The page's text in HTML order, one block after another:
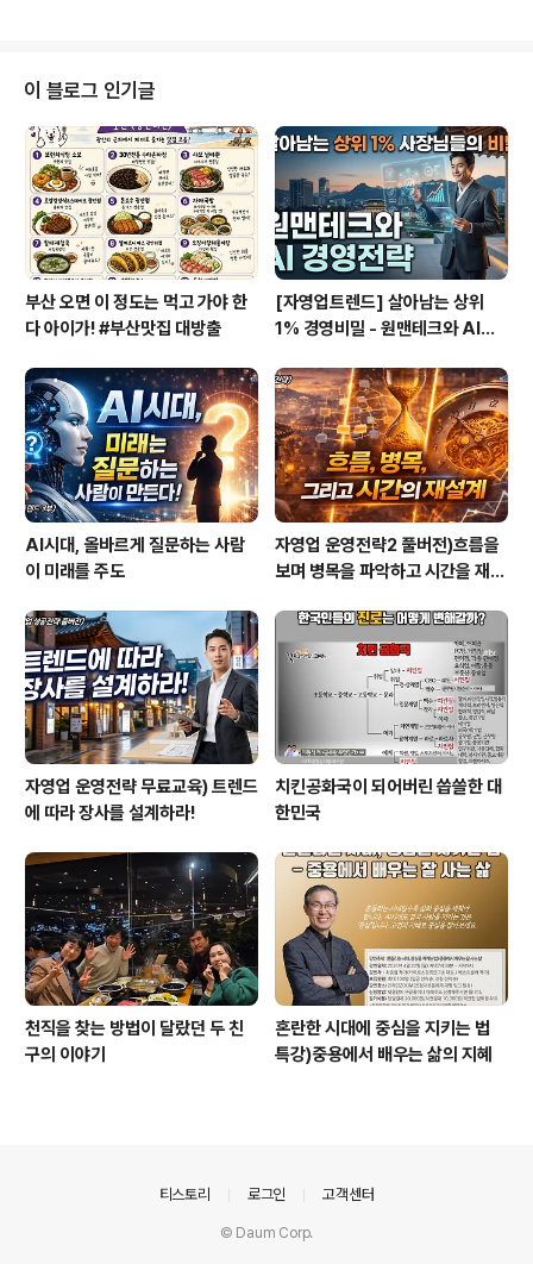
기업 입장에서나 구직을 해야만 하는 구직자 입장에서도
어려움을 겪지 않을까 싶습니다. 저 역시 대기업과 공기업
채용 컨설팅을 시작한 지 벌써 20년이 지났지만, 지금은
그때와는 완전히 다른 세상이 된 느낌입니다. 채용 문화와
절차는 물론, 기업과 구직자 사이의 기대와 가치관도 달라
졌습니다. 채용은 ..
이 블로그 인기글
부산 오면 이 정도는 먹고 가야 한
다 아이가! #부산맛집 대방출
[자영업트렌드] 살아남는 상위
1% 경영비밀 - 원맨테크와 AI경
AI시대, 올바르게 질문하는 사람
이 미래를 주도
자영업 운영전략2 풀버전)흐름을
보며 병목을 파악하고 시간을 재설
자영업 운영전략 무료교육) 트렌드
에 따라 장사를 설계하라!
치킨공화국이 되어버린 씁쓸한 대
한민국
천직을 찾는 방법이 달랐던 두 친
구의 이야기
혼란한 시대에 중심을 지키는 법
특강)중용에서 배우는 삶의 지혜
티스토리 로그인 고객센터
© Daum Corp.